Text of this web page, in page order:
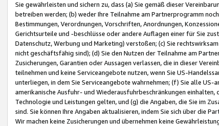
Sie gewährleisten und sichern zu, dass (a) Sie gemäß dieser
betreiben werden; (b) weder Ihre Teilnahme am Partnerprogramm
Bestimmungen, Verordnungen, Vorschriften, Anordnungen,
Gerichtsurteile und -beschlüsse oder andere Auflagen einer für Sie
Datenschutz, Werbung und Marketing) verstoßen; (c) Sie
nicht geschäftsfähig sind); (d) Sie den Nutzen der Teilnahme am
Zusicherungen, Garantien oder Aussagen verlassen, die in dieser
teilnehmen und keine Serviceangebote nutzen, wenn Sie US-
unterliegen, in dem Sie Serviceangebote wahrnehmen; (f) Sie alle
amerikanische Ausfuhr- und Wiederausfuhrbeschränkungen
Technologie und Leistungen gelten, und (g) die Angaben, die Sie im
sind. Sie können Ihre Angaben aktualisieren, indem Sie sich über die
Wir machen keine Zusicherungen und übernehmen keine